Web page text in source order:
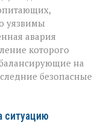
уязвимы
авария
которого
на
безопасные
ситуацию